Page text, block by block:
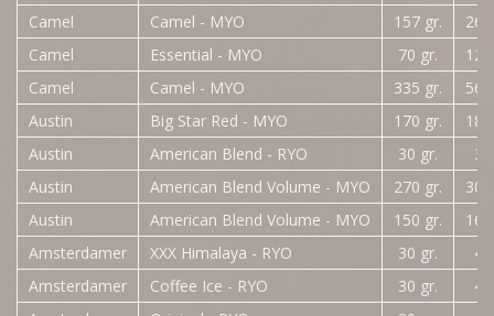
Camel
Camel - MYO 157 gr.
Camel
Essential - MYO 70 gr.
Camel
Camel - MYO 335 gr.
Austin
Big Star Red - MYO 170 gr.
Austin
American Blend - RYO 30 gr.
Austin
American Blend Volume - MYO 270 gr.
Austin
American Blend Volume - MYO 150 gr.
Amsterdamer
XXX Himalaya - RYO 30 gr.
Amsterdamer
Coffee Ice - RYO 30 gr.